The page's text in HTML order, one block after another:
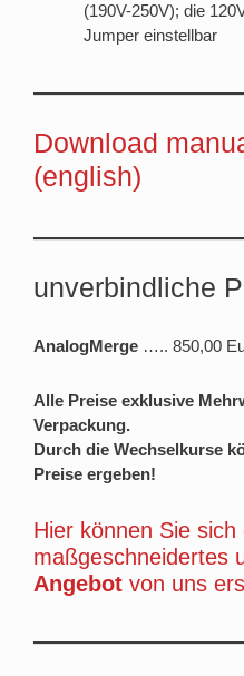
(190V-250V); die
Jumper einstellbar
Download
(english)
unverbindliche
AnalogMerge ….. 850,00
Alle Preise exklusive
Verpackung.
Durch die Wechselkurse
Preise ergeben!
Hier können Sie sich
maßgeschneidertes
Angebot von uns